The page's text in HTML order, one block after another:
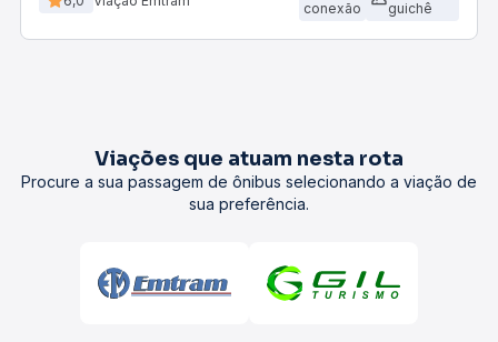
conexão
guichê
Viações que atuam nesta rota
Procure a sua passagem de ônibus selecionando a viação de
sua preferência.